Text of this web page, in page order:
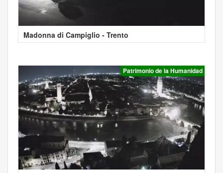
Madonna di Campiglio - Trento
Patrimonio de la Humanidad